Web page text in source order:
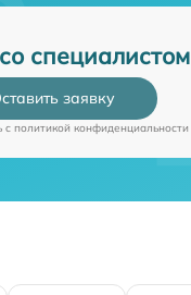
специалистом
заявку
c политикой конфиденциальности